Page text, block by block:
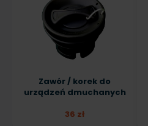
Zawór / korek do
urządzeń dmuchanych
36 zł